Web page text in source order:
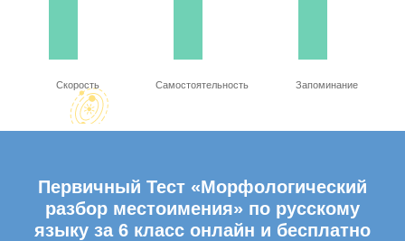
Скорость Самостоятельность Запоминание
Первичный Тест «Морфологический
разбор местоимения» по русскому
языку за 6 класс онлайн и бесплатно